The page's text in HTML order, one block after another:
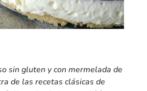
sin gluteny con mermelada de
de las recetas clásicas de